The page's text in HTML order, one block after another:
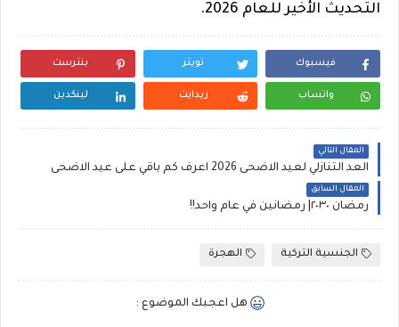
التحديث الأخير للعام 2026.
فيسبوك تويتر بنترست
واتساب ريدايت لينكدين
المقال التالي
العد التنازلي لعيد الاضحى 2026 اعرف كم باقي على عيد الاضحى
المقال السابق
رمضان ٢٠٣٠| رمضانين في عام واحد!!
الجنسية التركية الهجرة
هل اعجبك الموضوع :